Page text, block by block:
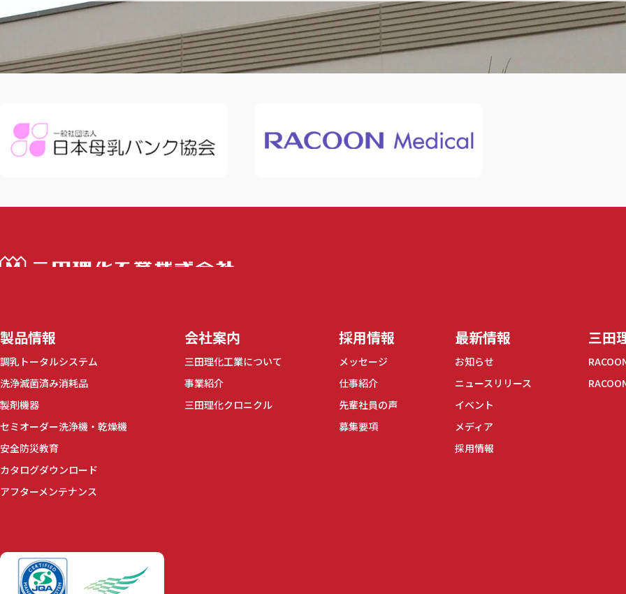
製品情報
調乳トータルシステム
洗浄滅菌済み消耗品
製剤機器
セミオーダー洗浄機・乾燥機
安全防災教育
カタログダウンロード
アフターメンテナンス
会社案内
三田理化工業について
事業紹介
三田理化クロニクル
採用情報
メッセージ
仕事紹介
先輩社員の声
募集要項
最新情報
お知らせ
ニュースリリース
イベント
メディア
採用情報
三田